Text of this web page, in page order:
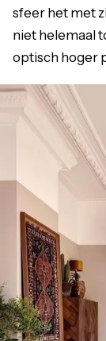
sfeer het met
niet helemaal
optisch hoger